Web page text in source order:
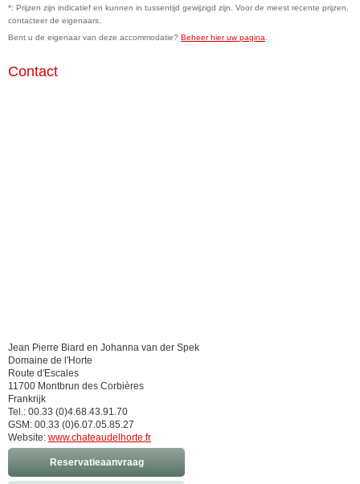
*: Prijzen zijn indicatief en kunnen in tussentijd gewijzigd zijn. Voor de meest recente prijzen,
contacteer de eigenaars.
Bent u de eigenaar van deze accommodatie? Beheer hier uw pagina
Contact
Jean Pierre Biard en Johanna van der Spek
Domaine de l'Horte
Route d'Escales
11700 Montbrun des Corbières
Frankrijk
Tel.: 00.33 (0)4.68.43.91.70
GSM: 00.33 (0)6.07.05.85.27
Website: www.chateaudelhorte.fr
Reservatieaanvraag